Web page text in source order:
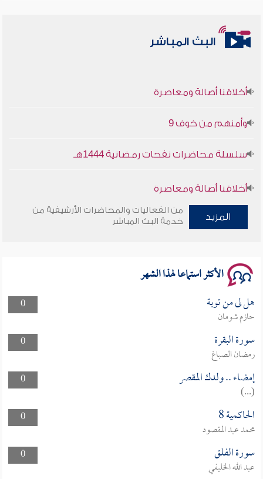
البث المباشر
أخلاقنا أصالة ومعاصرة
وأمنهم من خوف 9
سلسلة محاضرات نفحات رمضانية 1444هـ
أخلاقنا أصالة ومعاصرة
وأمنهم من خوف 9
المزيد
من الفعاليات والمحاضرات الأرشيفية من
خدمة البث المباشر
الأكثر استماعا لهذا الشهر
0 هل لى من توبة
حازم شومان
0
سورة البقرة
رمضان الصباغ
0
إمضاء .. ولدك المقصر
(...)
0
الحاكمية 8
محمد عبد المقصود
0
سورة الفلق
عبد الله الخليفي